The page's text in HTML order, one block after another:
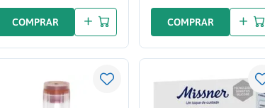
COMPRAR COMPRAR